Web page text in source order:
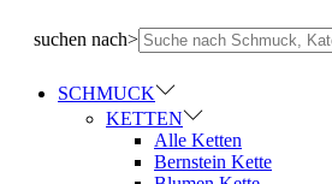
suchen nach>
SCHMUCK
KETTEN
Alle Ketten
Bernstein Kette